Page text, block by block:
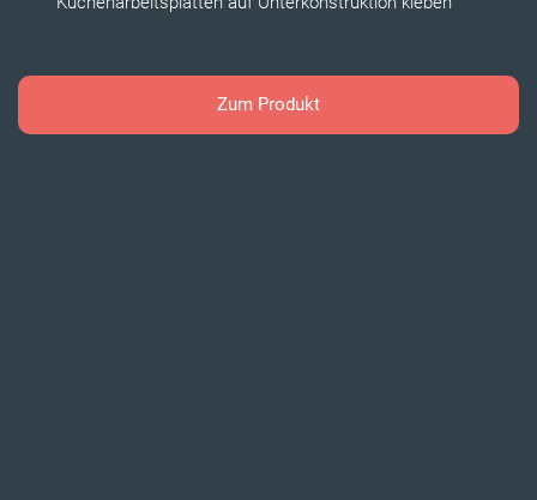
Zum Produkt